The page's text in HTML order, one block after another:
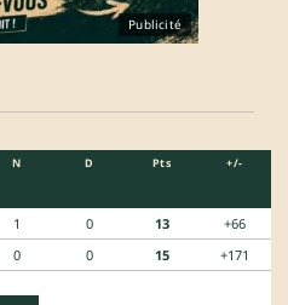
Publicité
N D Pts +/-
1 0 13
+66
0 0 15 +171